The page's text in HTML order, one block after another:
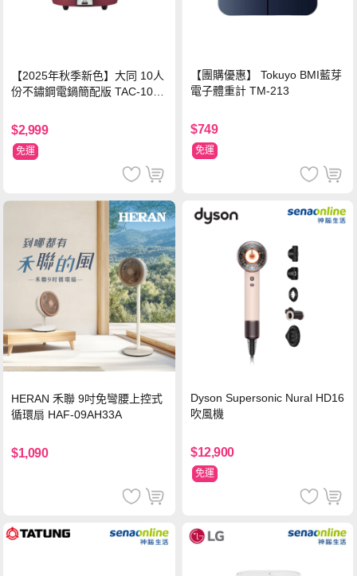
【2025年秋季新色】大同 10人
份不鏽鋼電鍋簡配版 TAC-10L-
$2,999
免運
【團購優惠】 Tokuyo BMI藍芽
電子體重計 TM-213
$749
免運
HERAN 禾聯 9吋免彎腰上控式
循環扇 HAF-09AH33A
$1,090
Dyson Supersonic Nural HD16
吹風機
$12,900
免運